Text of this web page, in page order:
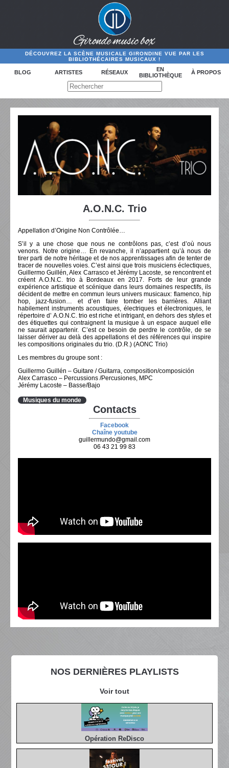
DÉCOUVREZ LA SCÈNE MUSICALE GIRONDINE VUE PAR LES
BIBLIOTHÉCAIRES MUSICAUX !
BLOG ARTISTES RÉSEAUX
EN
BIBLIOTHÈQUE
À PROPOS
NOS DERNIÈRES PLAYLISTS
Voir tout
Opération ReDisco
A.O.N.C. Trio
Appellation d’Origine Non Contrôlée…
S’il y a une chose que nous ne contrôlons pas, c’est d’où nous
venons. Notre origine… En revanche, il n’appartient qu’à nous de
tirer parti de notre héritage et de nos apprentissages afin de tenter de
tracer de nouvelles voies. C’est ainsi que trois musiciens éclectiques,
Guillermo Guillén, Alex Carrasco et Jérémy Lacoste, se rencontrent et
créent A.O.N.C. trio à Bordeaux en 2017. Forts de leur grande
expérience artistique et scénique dans leurs domaines respectifs, ils
décident de mettre en commun leurs univers musicaux: flamenco, hip
hop, jazz-fusion… et d’en faire tomber les barrières. Alliant
habilement instruments acoustiques, électriques et électroniques, le
répertoire d’ A.O.N.C. trio est riche et intrigant, en dehors des styles et
des étiquettes qui contraignent la musique à un espace auquel elle
ne saurait appartenir. C’est ce besoin de perdre le contrôle, de se
laisser dériver au delà des appellations et des références qui inspire
les compositions originales du trio. (D.R.) (AONC Trio)
Les membres du groupe sont :
Guillermo Guillén – Guitare / Guitarra, composition/composición
Alex Carrasco – Percussions /Percusiones, MPC
Jérémy Lacoste – Basse/Bajo
Musiques du monde
Contacts
Facebook
Chaîne youtube
guillermundo@gmail.com
06 43 21 99 83